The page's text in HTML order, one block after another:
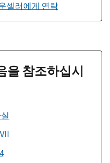
셀러에게 연락
을 참조하십시